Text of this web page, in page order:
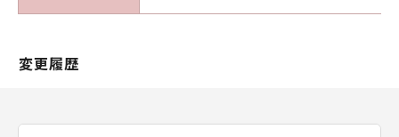
変更履歴